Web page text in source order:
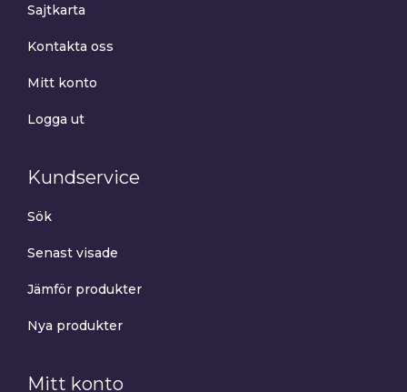
Sajtkarta
Kontakta oss
Mitt konto
Logga ut
Kundservice
Sök
Senast visade
Jämför produkter
Nya produkter
Mitt konto